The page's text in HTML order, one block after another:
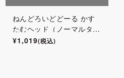
ねんどろいどどーる かす
たむヘッド（ノーマルタイ
プ） ピーチ（peach）
¥1,019(税込)